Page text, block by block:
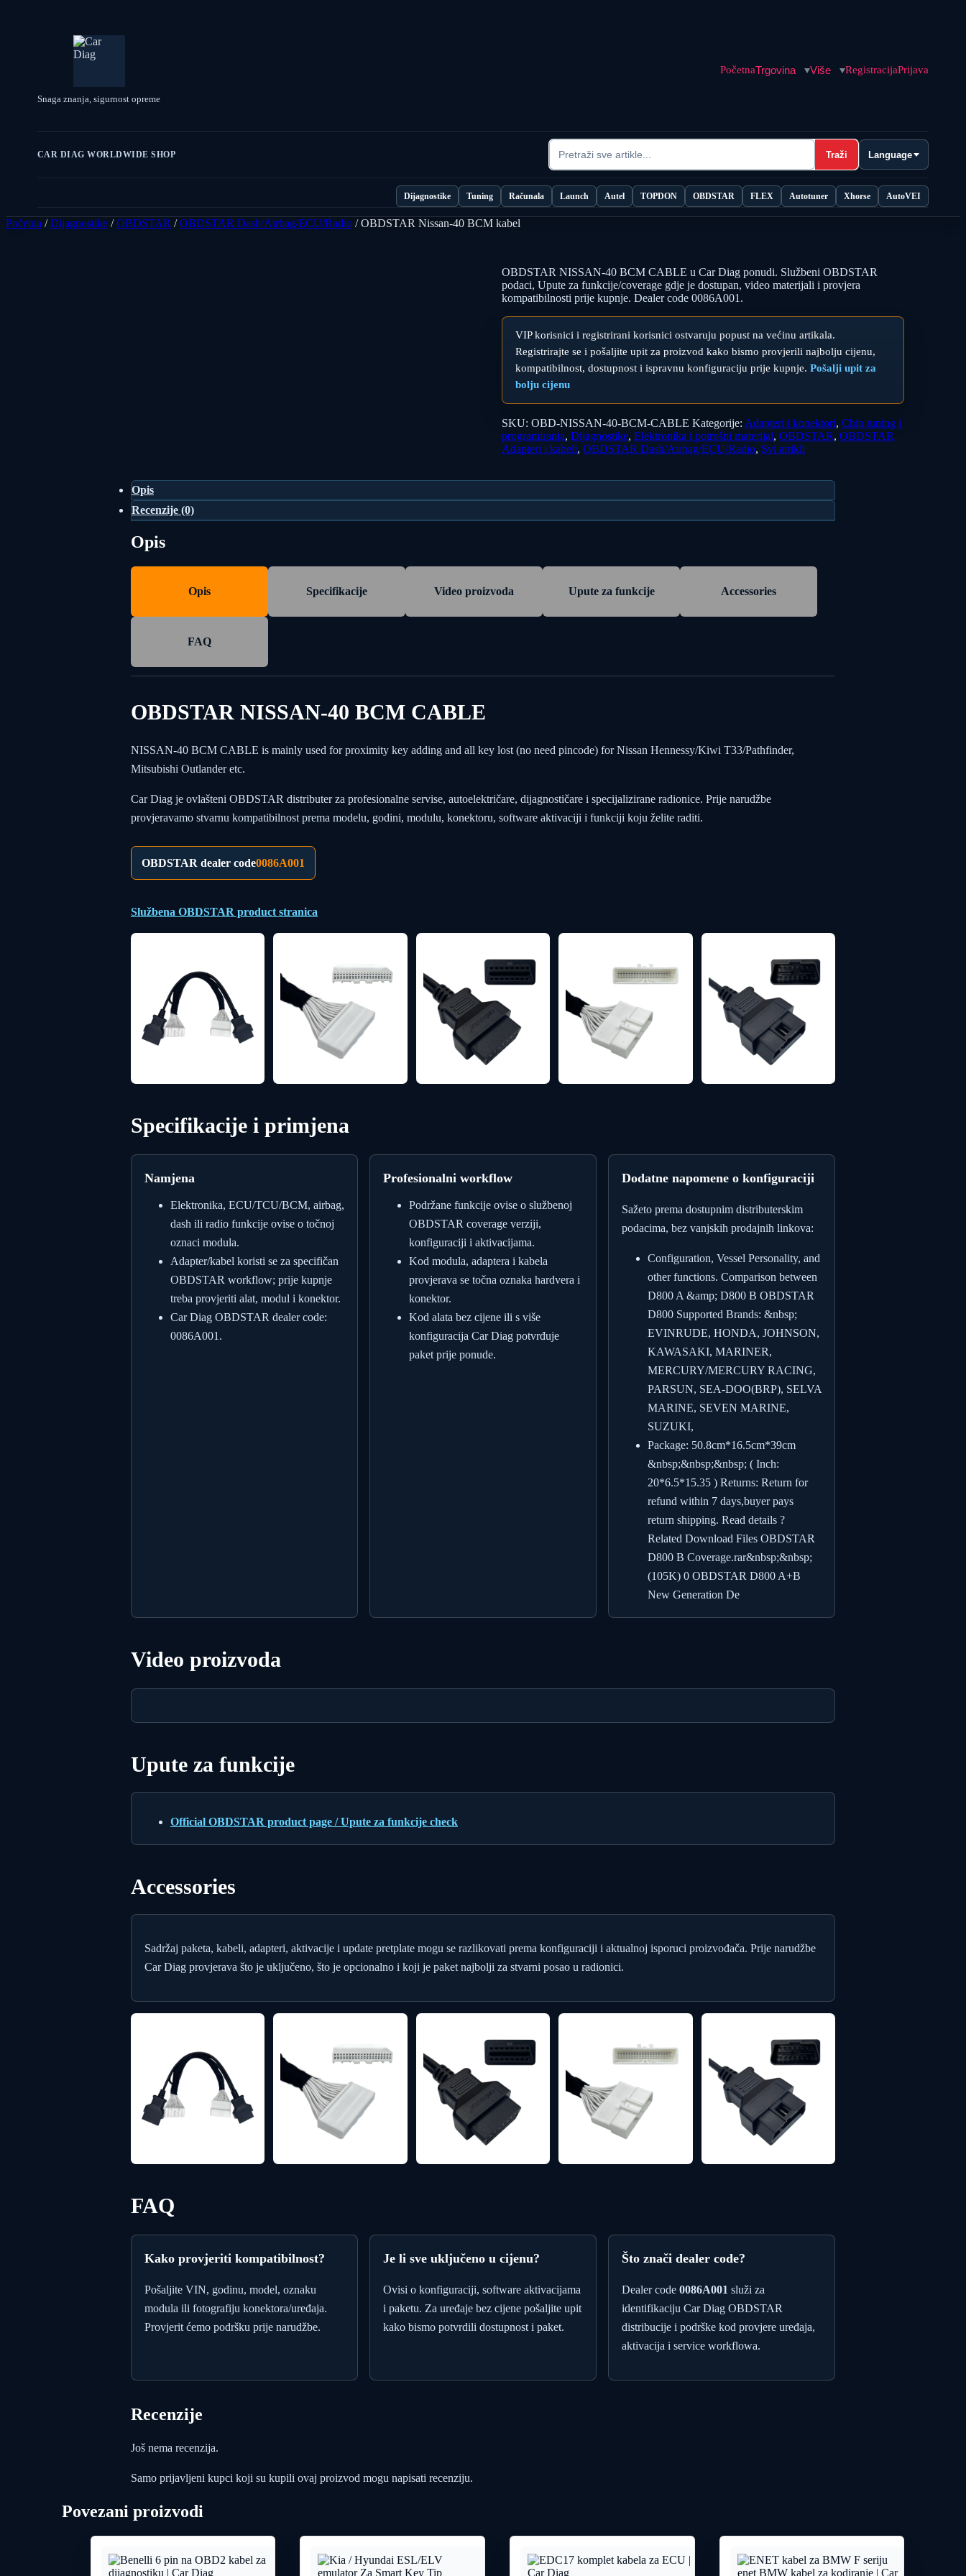
Snaga znanja, sigurnost opreme
PočetnaTrgovina Više RegistracijaPrijava
CAR DIAG WORLDWIDE SHOP Traži Language
Dijagnostike Tuning Računala Launch Autel TOPDON OBDSTAR FLEX Autotuner Xhorse AutoVEI
Početna /Dijagnostike /OBDSTAR /OBDSTAR Dash/Airbag/ECU/Radio / OBDSTAR Nissan-40 BCM kabel
OBDSTAR NISSAN-40 BCM CABLE u Car Diag ponudi. Službeni OBDSTAR
podaci, Upute za funkcije/coverage gdje je dostupan, video materijali i provjera
kompatibilnosti prije kupnje. Dealer code 0086A001.
VIP korisnici i registrirani korisnici ostvaruju popust na većinu artikala.
Registrirajte se i pošaljite upit za proizvod kako bismo provjerili najbolju cijenu,
kompatibilnost, dostupnost i ispravnu konfiguraciju prije kupnje.Pošalji upit za
bolju cijenu
SKU:OBD-NISSAN-40-BCM-CABLE Kategorije: Adapteri i konektori,Chip tuning i
programiranja,Dijagnostike,Elektronika i potrošni materijal,OBDSTAR,OBDSTAR
Adapteri i kabeli,OBDSTAR Dash/Airbag/ECU/Radio, Svi artikli
Opis
Recenzije (0)
Opis
Opis Specifikacije Video proizvoda Upute za funkcije Accessories
FAQ
OBDSTAR NISSAN-40 BCM CABLE
NISSAN-40 BCM CABLE is mainly used for proximity key adding and all key lost (no need pincode) for Nissan Hennessy/Kiwi T33/Pathfinder,
Mitsubishi Outlander etc.
Car Diag je ovlašteni OBDSTAR distributer za profesionalne servise, autoelektričare, dijagnostičare i specijalizirane radionice. Prije narudžbe
provjeravamo stvarnu kompatibilnost prema modelu, godini, modulu, konektoru, software aktivaciji i funkciji koju želite raditi.
OBDSTAR dealer code0086A001
Službena OBDSTAR product stranica
Specifikacije i primjena
Namjena
Elektronika, ECU/TCU/BCM, airbag,
dash ili radio funkcije ovise o točnoj
oznaci modula.
Adapter/kabel koristi se za specifičan
OBDSTAR workflow; prije kupnje
treba provjeriti alat, modul i konektor.
Car Diag OBDSTAR dealer code:
0086A001.
Profesionalni workflow
Podržane funkcije ovise o službenoj
OBDSTAR coverage verziji,
konfiguraciji i aktivacijama.
Kod modula, adaptera i kabela
provjerava se točna oznaka hardvera i
konektor.
Kod alata bez cijene ili s više
konfiguracija Car Diag potvrđuje
paket prije ponude.
Dodatne napomene o konfiguraciji
Sažeto prema dostupnim distributerskim
podacima, bez vanjskih prodajnih linkova:
Configuration, Vessel Personality, and
other functions. Comparison between
D800 A &amp; D800 B OBDSTAR
D800 Supported Brands: &nbsp;
EVINRUDE, HONDA, JOHNSON,
KAWASAKI, MARINER,
MERCURY/MERCURY RACING,
PARSUN, SEA-DOO(BRP), SELVA
MARINE, SEVEN MARINE,
SUZUKI,
Package: 50.8cm*16.5cm*39cm
&nbsp;&nbsp;&nbsp; ( Inch:
20*6.5*15.35 ) Returns: Return for
refund within 7 days,buyer pays
return shipping. Read details ?
Related Download Files OBDSTAR
D800 B Coverage.rar&nbsp;&nbsp;
(105K) 0 OBDSTAR D800 A+B
New Generation De
Video proizvoda
Upute za funkcije
Official OBDSTAR product page / Upute za funkcije check
Accessories
Sadržaj paketa, kabeli, adapteri, aktivacije i update pretplate mogu se razlikovati prema konfiguraciji i aktualnoj isporuci proizvođača. Prije narudžbe
Car Diag provjerava što je uključeno, što je opcionalno i koji je paket najbolji za stvarni posao u radionici.
FAQ
Kako provjeriti kompatibilnost?
Pošaljite VIN, godinu, model, oznaku
modula ili fotografiju konektora/uređaja.
Provjerit ćemo podršku prije narudžbe.
Je li sve uključeno u cijenu?
Ovisi o konfiguraciji, software aktivacijama
i paketu. Za uređaje bez cijene pošaljite upit
kako bismo potvrdili dostupnost i paket.
Što znači dealer code?
Dealer code 0086A001 služi za
identifikaciju Car Diag OBDSTAR
distribucije i podrške kod provjere uređaja,
aktivacija i service workflowa.
Recenzije
Još nema recenzija.
Samo prijavljeni kupci koji su kupili ovaj proizvod mogu napisati recenziju.
Povezani proizvodi